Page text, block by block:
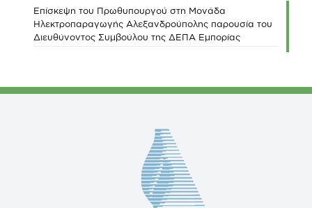
Επίσκεψη του Πρωθυπουργού στη Μονάδα
Ηλεκτροπαραγωγής Αλεξανδρούπολης παρουσία του
Διευθύνοντος Συμβούλου της ΔΕΠΑ Εμπορίας